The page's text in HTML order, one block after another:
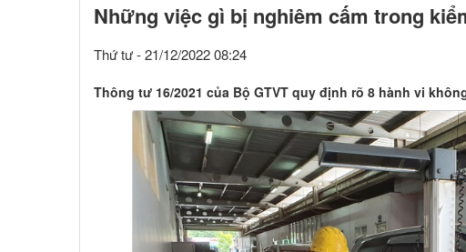
Những việc gì bị nghiêm cấm trong
Thứ tư - 21/12/2022 08:24
Thông tư 16/2021 của Bộ GTVT quy định rõ 8 hành vi